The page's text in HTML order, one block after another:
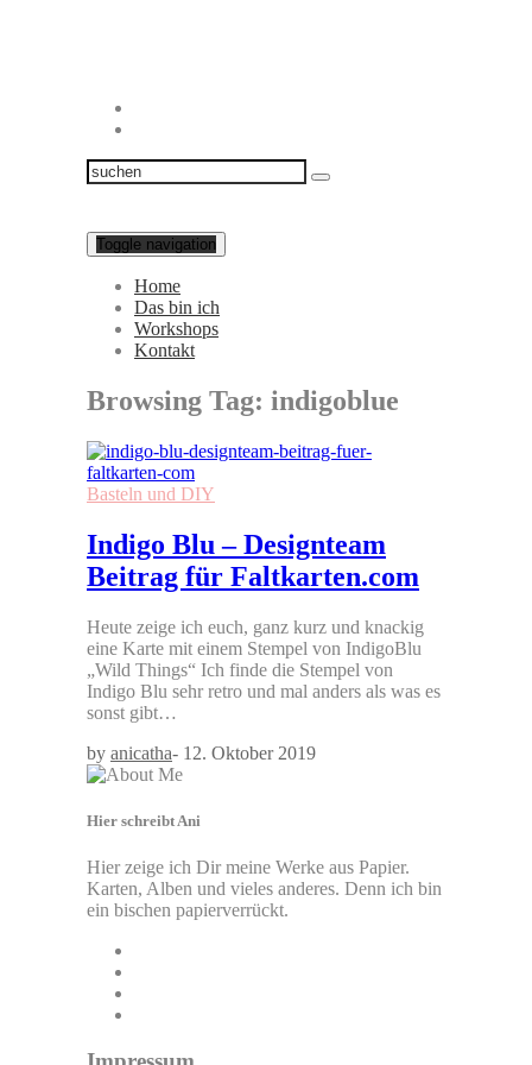
Toggle navigation
Home
Das bin ich
Workshops
Kontakt
Browsing Tag: indigoblue
Basteln und DIY
Indigo Blu – Designteam
Beitrag für Faltkarten.com
Heute zeige ich euch, ganz kurz und knackig
eine Karte mit einem Stempel von IndigoBlu
„Wild Things“ Ich finde die Stempel von
Indigo Blu sehr retro und mal anders als was es
sonst gibt…
by anicatha- 12. Oktober 2019
Hier schreibt Ani
Hier zeige ich Dir meine Werke aus Papier.
Karten, Alben und vieles anderes. Denn ich bin
ein bischen papierverrückt.